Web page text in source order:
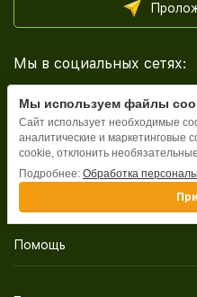
Мы в социальных сетях:
Каталог
Помощь
Мы используем файлы
Сайт использует необходимые
аналитические и маркетинговые
cookie, отклонить
Подробнее: Обработка